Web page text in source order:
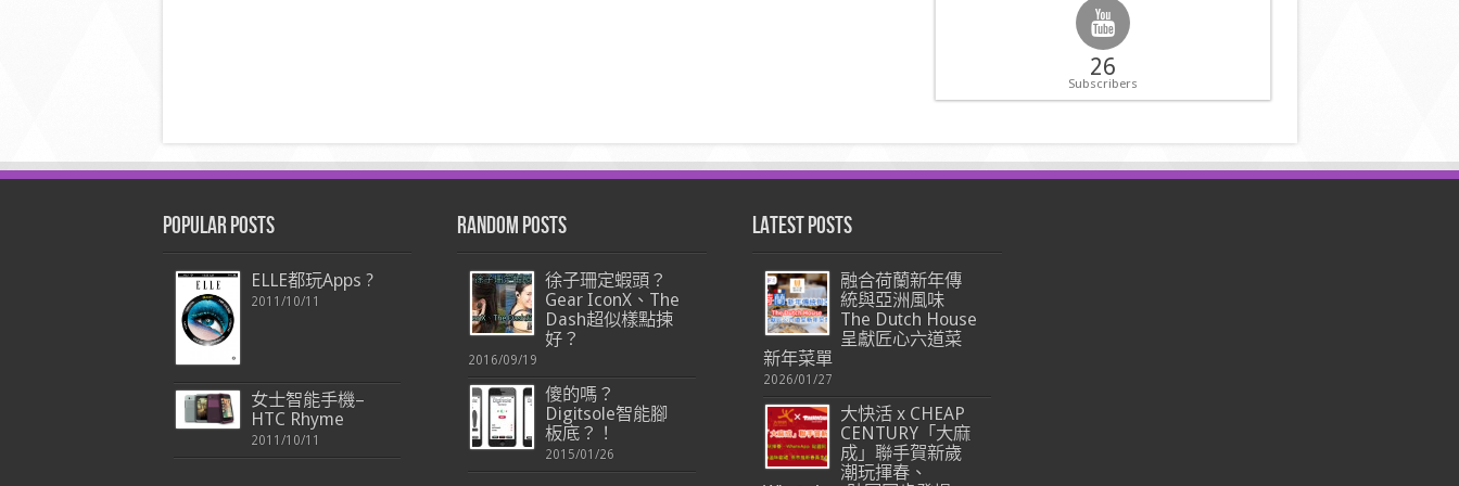
26
Subscribers
Popular Posts
ELLE都玩Apps ?
2011/10/11
女士智能手機–
HTC Rhyme
2011/10/11
Random Posts
徐子珊定蝦頭？
Gear IconX、The
Dash超似樣點揀
好？
2016/09/19
傻的嗎？
Digitsole智能腳
板底？！
2015/01/26
Latest Posts
融合荷蘭新年傳
統與亞洲風味
The Dutch House
呈獻匠心六道菜
新年菜單
2026/01/27
大快活 x CHEAP
CENTURY「大麻
成」聯手賀新歲
潮玩揮春、